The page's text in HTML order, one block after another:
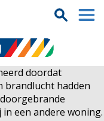
doordat
brandlucht hadden
een andere woning.